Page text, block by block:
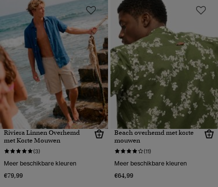
Riviera Linnen Overhemd
met Korte Mouwen
(3)
Meer beschikbare kleuren
€79,99
Beach overhemd met korte
mouwen
(11)
Meer beschikbare kleuren
€64,99